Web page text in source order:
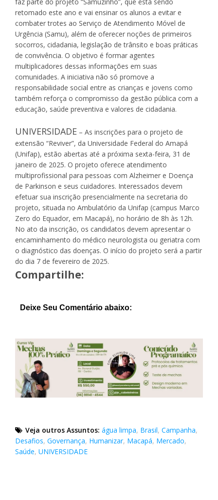
faz parte do projeto “Samuzinho”, que está sendo
retomado este ano e vai ensinar os alunos a evitar e
combater trotes ao Serviço de Atendimento Móvel de
Urgência (Samu), além de oferecer noções de primeiros
socorros, cidadania, legislação de trânsito e boas práticas
de convivência. O objetivo é formar agentes
multiplicadores dessas informações em suas
comunidades. A iniciativa não só promove a
responsabilidade social entre as crianças e jovens como
também reforça o compromisso da gestão pública com a
educação, saúde preventiva e valores de cidadania.
UNIVERSIDADE – As inscrições para o projeto de
extensão “Reviver”, da Universidade Federal do Amapá
(Unifap), estão abertas até a próxima sexta-feira, 31 de
janeiro de 2025. O projeto oferece atendimento
multiprofissional para pessoas com Alzheimer e Doença
de Parkinson e seus cuidadores. Interessados devem
efetuar sua inscrição presencialmente na secretaria do
projeto, situada no Ambulatório da Unifap (campus Marco
Zero do Equador, em Macapá), no horário de 8h às 12h.
No ato da inscrição, os candidatos devem apresentar o
encaminhamento do médico neurologista ou geriatra com
o diagnóstico das doenças. O início do projeto será a partir
do dia 7 de fevereiro de 2025.
Compartilhe:
Deixe Seu Comentário abaixo:
Veja outros Assuntos: água limpa, Brasil,Campanha,
Desafios,Governança, Humanizar, Macapá, Mercado,
Saúde,UNIVERSIDADE